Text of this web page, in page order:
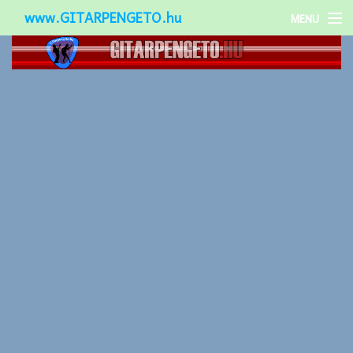
www.GITARPENGETO.hu MENU
Népszerű-